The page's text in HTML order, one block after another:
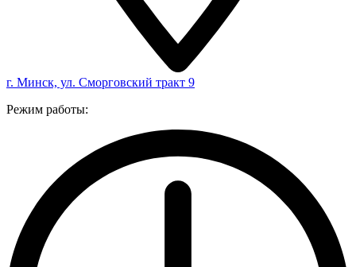
г. Минск, ул. Сморговский тракт 9
Режим работы: